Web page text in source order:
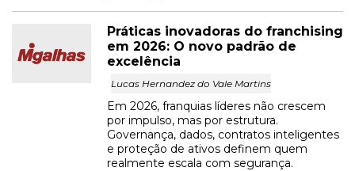
Práticas inovadoras do franchising
em 2026: O novo padrão de
excelência
Lucas Hernandez do Vale Martins
Em 2026, franquias líderes não crescem
por impulso, mas por estrutura.
Governança, dados, contratos inteligentes
e proteção de ativos definem quem
realmente escala com segurança.